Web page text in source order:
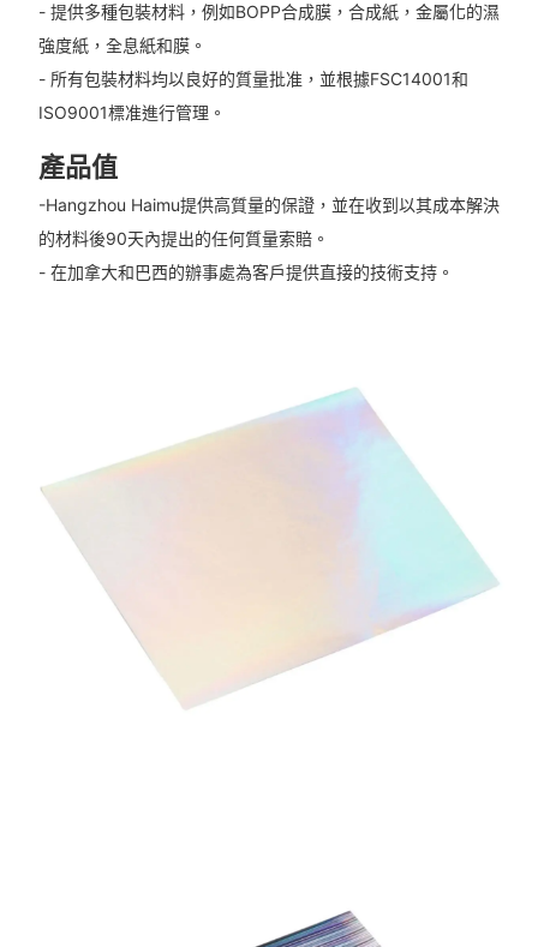
- 提供多種包裝材料，例如BOPP合成膜，合成紙，金屬化的濕
強度紙，全息紙和膜。
- 所有包裝材料均以良好的質量批准，並根據FSC14001和
ISO9001標准進行管理。
產品值
-Hangzhou Haimu提供高質量的保證，並在收到以其成本解決
的材料後90天內提出的任何質量索賠。
- 在加拿大和巴西的辦事處為客戶提供直接的技術支持。